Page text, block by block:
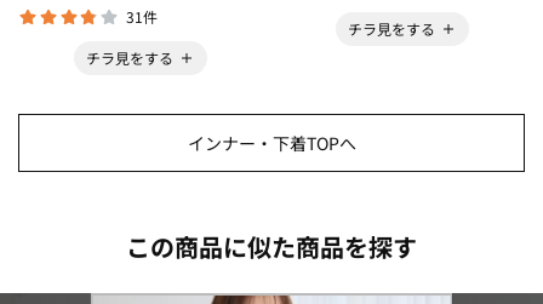
31件
チラ見をする
チラ見をする
インナー・下着TOPへ
この商品に似た商品を探す